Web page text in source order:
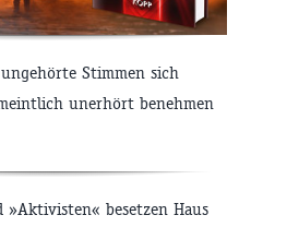
Stimmen sich
unerhört benehmen
»Aktivisten« besetzen Haus